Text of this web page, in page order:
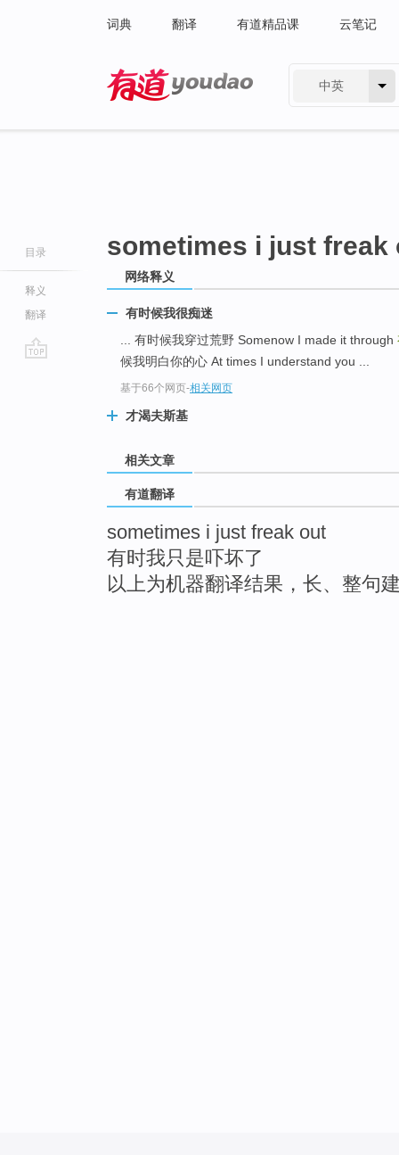
词典 翻译 有道精品课 云笔记
中英
目录
释义
翻译
sometimes i just freak
网络释义
有时候我很痴迷
... 有时候我穿过荒野 Somenow I made it through
候我明白你的心 At times I understand you ...
基于66个网页-相关网页
才渴夫斯基
相关文章
有道翻译
sometimes i just freak out
有时我只是吓坏了
以上为机器翻译结果，长、整句